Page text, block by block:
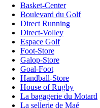
Basket-Center
Boulevard du Golf
Direct Running
Direct-Volley
Espace Golf
Foot-Store
Galop-Store
Goal-Foot
Handball-Store
House of Rugby
La bagagerie du Motard
La sellerie de Maé